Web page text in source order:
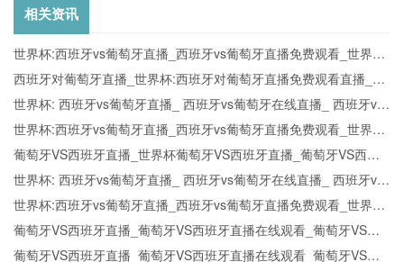
相关资讯
世界杯:西班牙vs葡萄牙直播_西班牙vs葡萄牙直播免费观看_世界杯
今日西班牙vs葡萄牙直播在线观看高清视频直播
西班牙对葡萄牙直播_世界杯:西班牙对葡萄牙直播免费观看直播_世
界杯西班牙对葡萄牙直播在线观看高清无插件
世界杯: 西班牙vs葡萄牙直播_ 西班牙vs葡萄牙在线直播_ 西班牙vs
葡萄牙CCTV5直播入口-24直播网
世界杯:西班牙vs葡萄牙直播_西班牙vs葡萄牙直播免费观看_世界杯
今日西班牙vs葡萄牙直播在线观看高清视频直播
葡萄牙VS西班牙直播_世界杯葡萄牙VS西班牙直播_葡萄牙VS西班
牙在线高清直播
世界杯: 西班牙vs葡萄牙直播_ 西班牙vs葡萄牙在线直播_ 西班牙vs
葡萄牙CCTV5直播入口-24直播网
世界杯:西班牙vs葡萄牙直播_西班牙vs葡萄牙直播免费观看_世界杯
今日西班牙vs葡萄牙直播在线观看高清视频直播
葡萄牙VS西班牙直播_葡萄牙VS西班牙直播在线观看_葡萄牙VS西
班牙实时全场直播入口
葡萄牙VS西班牙直播_葡萄牙VS西班牙直播在线观看_葡萄牙VS西